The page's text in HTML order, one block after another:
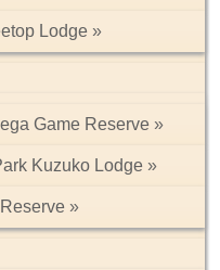
Lodge
Game Reserve
Kuzuko Lodge